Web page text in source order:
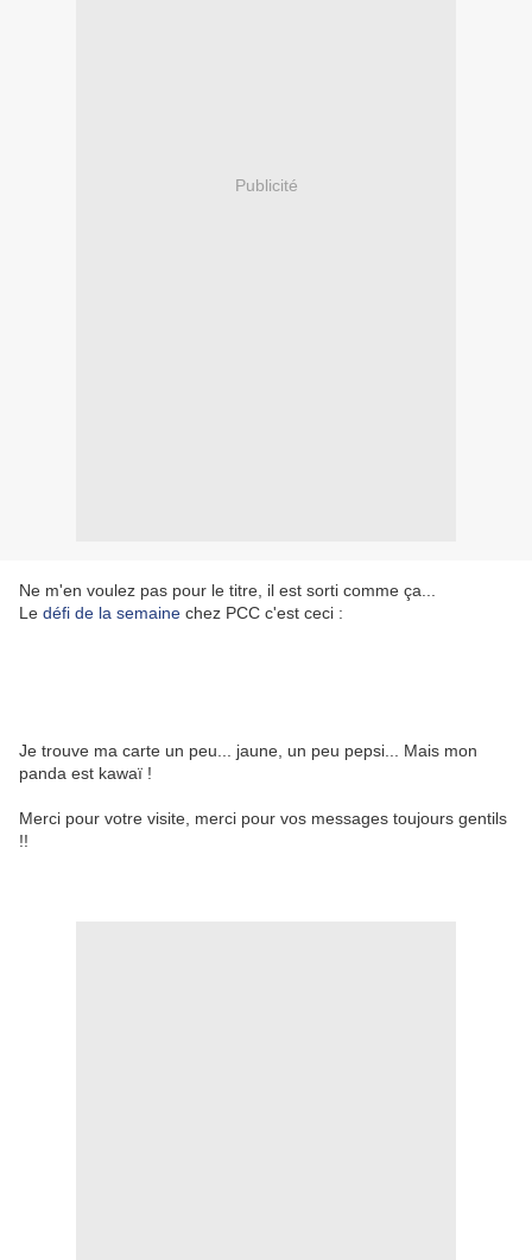
Publicité
Ne m'en voulez pas pour le titre, il est sorti comme ça...
Le défi de la semaine chez PCC c'est ceci :
Je trouve ma carte un peu... jaune, un peu pepsi... Mais mon
panda est kawaï !
Merci pour votre visite, merci pour vos messages toujours gentils
!!